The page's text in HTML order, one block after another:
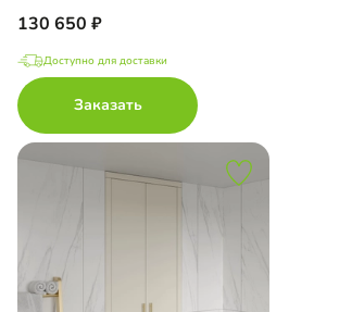
130 650
Доступно для доставки
Заказать